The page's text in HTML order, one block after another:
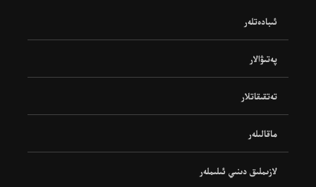
ئىبادەتلەر
پەتىۋالار
تەتقىقاتلار
ماقالىلەر
لازىملىق دىنىي ئىلىملەر